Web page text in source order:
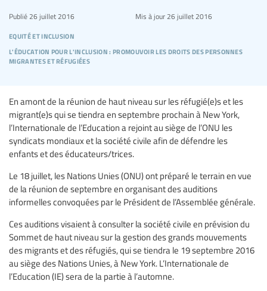
equité et inclusion
l'éducation pour l'inclusion : promouvoir les droits des personnes
migrantes et réfugiées
Publié 26 juillet 2016 Mis à jour26 juillet 2016
En amont de la réunion de haut niveau sur les réfugié(e)s et les
migrant(e)s qui se tiendra en septembre prochain à New York,
l’Internationale de l’Education a rejoint au siège de l’ONU les
syndicats mondiaux et la société civile afin de défendre les
enfants et des éducateurs/trices.
Le 18 juillet, les Nations Unies (ONU) ont préparé le terrain en vue
de la réunion de septembre en organisant des auditions
informelles convoquées par le Président de l’Assemblée générale.
Ces auditions visaient à consulter la société civile en prévision du
Sommet de haut niveau sur la gestion des grands mouvements
des migrants et des réfugiés, qui se tiendra le 19 septembre 2016
au siège des Nations Unies, à New York. L’Internationale de
l’Education (IE) sera de la partie à l’automne.